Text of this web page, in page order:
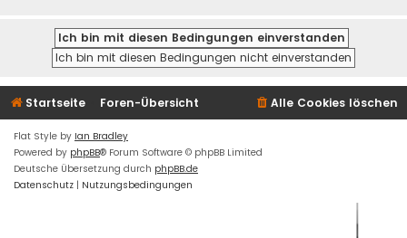
Startseite Foren-Übersicht Alle Cookies löschen
Flat Style by Ian Bradley
Powered by phpBB® Forum Software © phpBB Limited
Deutsche Übersetzung durch phpBB.de
Datenschutz | Nutzungsbedingungen